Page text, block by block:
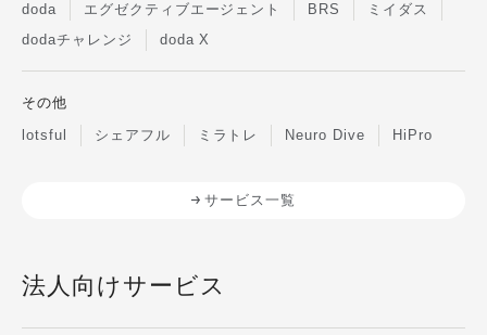
doda
エグゼクティブエージェント BRS
ミイダス
dodaチャレンジ
doda X
その他
lotsful
シェアフル ミラトレ Neuro Dive HiPro
サービス一覧
法人向けサービス